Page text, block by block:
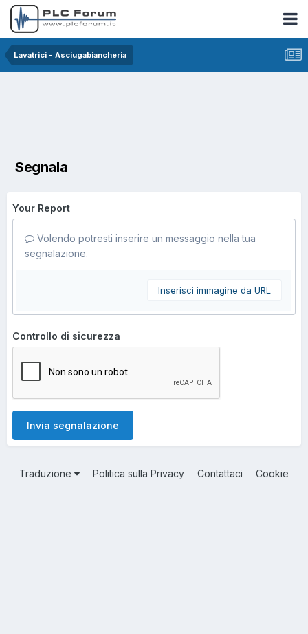
Lavatrici - Asciugabiancheria
Segnala
Your Report
Volendo potresti inserire un messaggio nella tua
segnalazione.
Inserisci immagine da URL
Controllo di sicurezza
Invia segnalazione
Traduzione Politica sulla Privacy Contattaci Cookie